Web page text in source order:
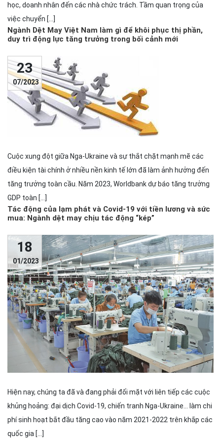
học, doanh nhân đến các nhà chức trách. Tầm quan trọng của
việc chuyển […]
Ngành Dệt May Việt Nam làm gì để khôi phục thị phần,
duy trì động lực tăng trưởng trong bối cảnh mới
23
07/2023
Cuộc xung đột giữa Nga-Ukraine và sự thắt chặt mạnh mẽ các
điều kiện tài chính ở nhiều nền kinh tế lớn đã làm ảnh hưởng đến
tăng trưởng toàn cầu. Năm 2023, Worldbank dự báo tăng trưởng
GDP toàn […]
Tác động của lạm phát và Covid-19 với tiền lương và sức
mua: Ngành dệt may chịu tác động “kép”
18
01/2023
Hiện nay, chúng ta đã và đang phải đối mặt với liên tiếp các cuộc
khủng hoảng: đại dịch Covid-19, chiến tranh Nga-Ukraine… làm chi
phí sinh hoạt bắt đầu tăng cao vào năm 2021-2022 trên khắp các
quốc gia […]